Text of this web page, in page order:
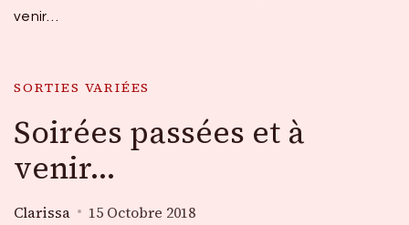
venir…
SORTIES VARIÉES
Soirées passées et à
venir…
Clarissa 15 Octobre 2018